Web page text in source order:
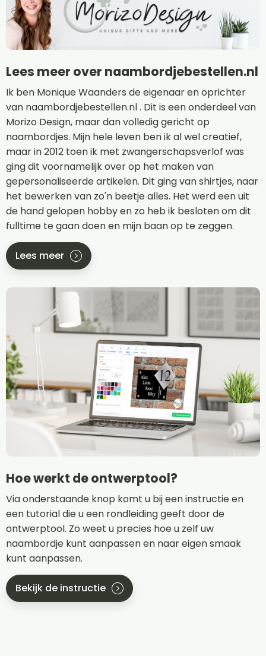
Lees meer over naambordjebestellen.nl
Ik ben Monique Waanders de eigenaar en oprichter
van naambordjebestellen.nl . Dit is een onderdeel van
Morizo Design, maar dan volledig gericht op
naambordjes. Mijn hele leven ben ik al wel creatief,
maar in 2012 toen ik met zwangerschapsverlof was
ging dit voornamelijk over op het maken van
gepersonaliseerde artikelen. Dit ging van shirtjes, naar
het bewerken van zo'n beetje alles. Het werd een uit
de hand gelopen hobby en zo heb ik besloten om dit
fulltime te gaan doen en mijn baan op te zeggen.
Lees meer
Hoe werkt de ontwerptool?
Via onderstaande knop komt u bij een instructie en
een tutorial die u een rondleiding geeft door de
ontwerptool. Zo weet u precies hoe u zelf uw
naambordje kunt aanpassen en naar eigen smaak
kunt aanpassen.
Bekijk de instructie